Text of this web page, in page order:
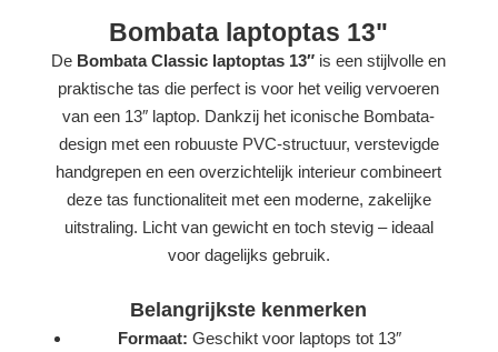
Bombata laptoptas 13"
De Bombata Classic laptoptas 13″ is een stijlvolle en
praktische tas die perfect is voor het veilig vervoeren
van een 13″ laptop. Dankzij het iconische Bombata-
design met een robuuste PVC-structuur, verstevigde
handgrepen en een overzichtelijk interieur combineert
deze tas functionaliteit met een moderne, zakelijke
uitstraling. Licht van gewicht en toch stevig – ideaal
voor dagelijks gebruik.
Belangrijkste kenmerken
Formaat: Geschikt voor laptops tot 13″